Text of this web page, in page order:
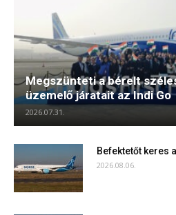
Megszünteti a bérelt
üzemelő járatait az Indi Go
2026.07.31.
Befektetőt keres
2026.08.06.